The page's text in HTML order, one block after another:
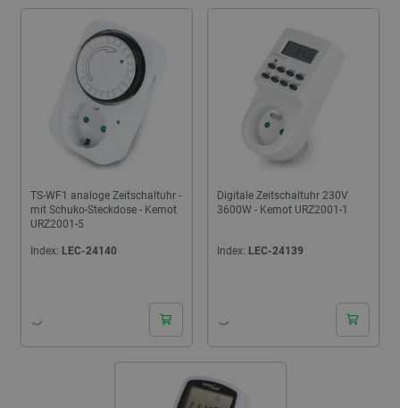
TS-WF1 analoge Zeitschaltuhr -
mit Schuko-Steckdose - Kemot
URZ2001-5
Index: LEC-24140
Digitale Zeitschaltuhr 230V
3600W - Kemot URZ2001-1
Index: LEC-24139